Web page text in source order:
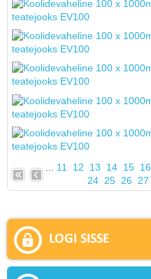
11 12 13 14 15 16
24 25 26 27
LOGI SISSE